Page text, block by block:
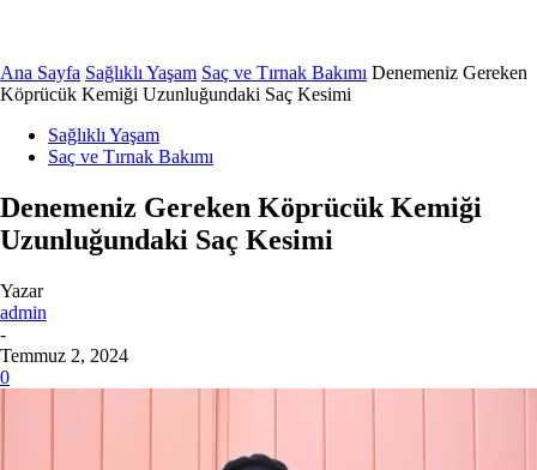
Ana Sayfa Sağlıklı Yaşam Saç ve Tırnak Bakımı Denemeniz Gereken
Köprücük Kemiği Uzunluğundaki Saç Kesimi
Sağlıklı Yaşam
Saç ve Tırnak Bakımı
Denemeniz Gereken Köprücük Kemiği
Uzunluğundaki Saç Kesimi
Yazar
admin
-
Temmuz 2, 2024
0